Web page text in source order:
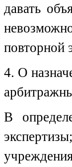
давать
повторной
4. О
В